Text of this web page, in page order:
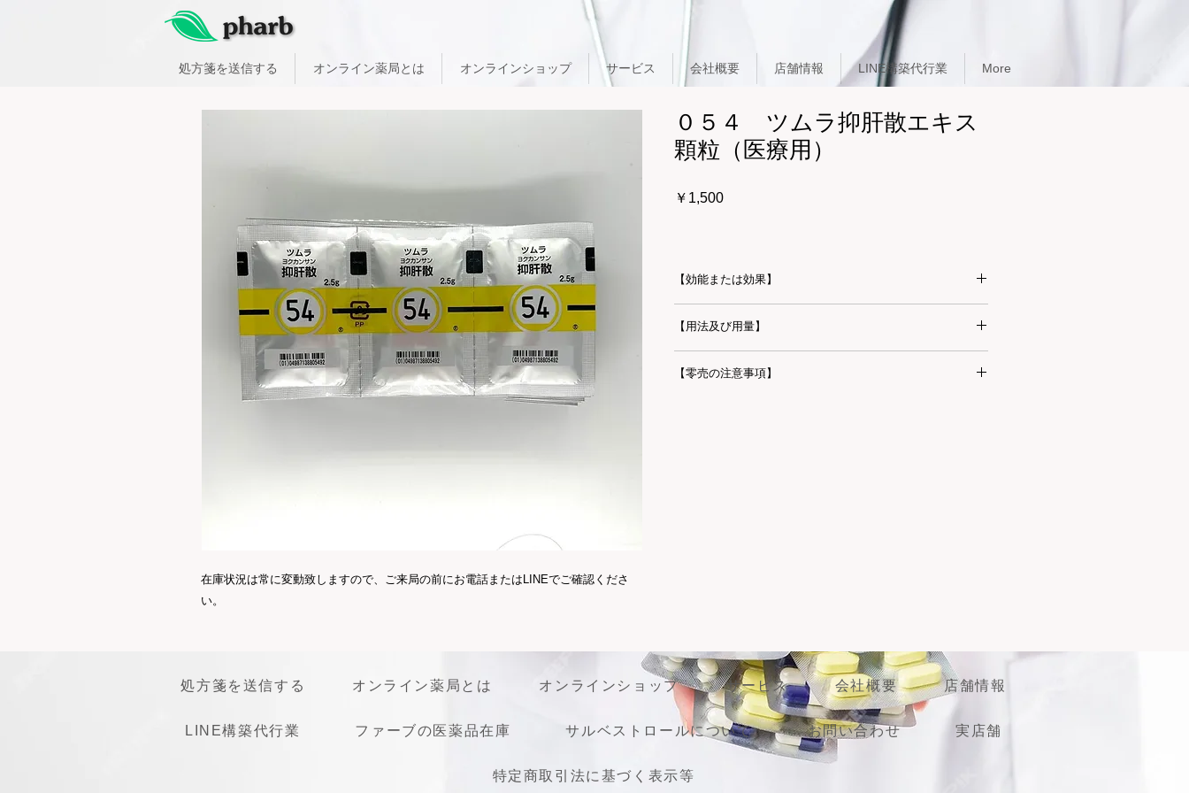
処方箋を送信する オンライン薬局とは オンラインショップ サービス 会社概要 店舗情報 LINE構築代行業 More
在庫状況は常に変動致しますので、ご来局の前にお電話またはLINEでご確認くださ
い。
０５４ ツムラ抑肝散エキス
顆粒（医療用）
￥1,500価
【効能または効果】
神経症、不眠症、小児夜泣き、小児疳症
【用法及び用量】
経口投与する。なお、年齢、体重、症状により適宜増減
【零売の注意事項】
処方箋を送信する オンライン薬局とは オンラインショップ サービス 会社概要 店舗情報
LINE構築代行業 ファーブの医薬品在庫 サルベストロールについて お問い合わせ 実店舗
特定商取引法に基づく表示等